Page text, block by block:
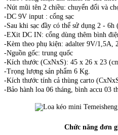
-Nút mũi tên 2 chiều: chuyển đổi và
-DC 9V input : cổng sạc
-Sau khi sạc đầy có thể sử dụng 2 - 6h
-EXit DC IN: cổng dùng thêm bình
-Kèm theo phụ kiện: adalter 9V/1,5A,
-Nguồn gốc: trung quốc
-Kích thước (CxNxS): 45 x 26 x 23
-Trọng lượng sản phẩm 6 Kg.
-Kích thước tính cả thùng carto
-Bảo hành loa 06 tháng, bình accu 03
Chức năng đơn